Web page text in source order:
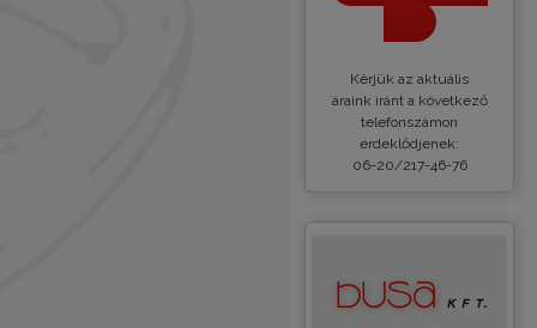
Kèrjük az aktuális
áraink iránt a következő
telefonszámon
érdeklődjenek:
06-20/217-46-76